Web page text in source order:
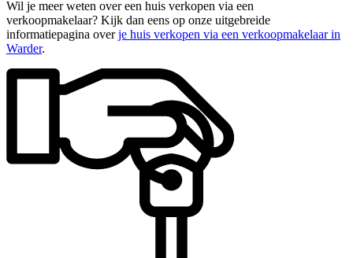
Wil je meer weten over een huis verkopen via een
verkoopmakelaar? Kijk dan eens op onze uitgebreide
informatiepagina overje huis verkopen via een verkoopmakelaar in
Warder.